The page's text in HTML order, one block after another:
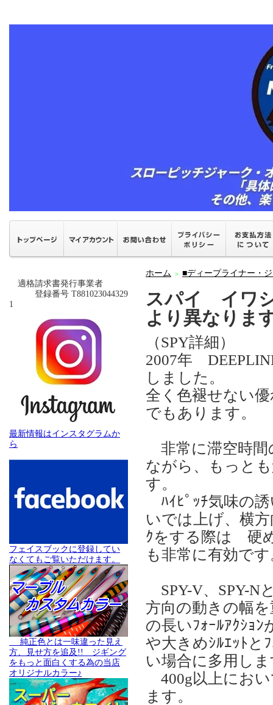
適格請求書発行事業者
登録番号 T881023044329
1
最新情報はインスタグラムか
ら
フェイスブックに登録してい
なくてもご覧いただけます。
純正色とは一味違った見え
方、見せ方を追及!! ジギング
をもっと面白くする為の当店
オリジナルカラー♪
ホーム ＞ ■ディープライナー・
スパイ イワ
より異なりま
（SPY詳細）
2007年
しました。
全く色褪せない
でもあります。
非常に滞空時間
ながら、もっと
す。
ﾊｲﾋﾟｯﾁ気味の
いでは上げ、横
ｸをする際は 硬
も非常に有効で
SPY-V、SPY-N
方向の動きの幅
の長いﾌｫｰﾙｱｸｼｮ
や大きめｼﾙｴｯﾄと
い場合に多用し
400g以上におい
ます。